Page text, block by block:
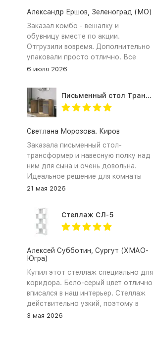
Александр Ершов, Зеленоград (МО)
Заказал комбо - вешалку и
обувницу вместе по акции.
Отгрузили вовремя. Дополнительно
упаковали просто отлично. Все
получили и собрали. Документы на
Спасибо!
6 июля 2026
Письменный стол Трансформер для школьника с тумбой СП-21 СИТИ ЛДСП графит / дуб крафт золотой
Светлана Морозова. Киров
Заказала письменный стол-
трансформер и навесную полку над
ним для сына и очень довольна.
Идеальное решение для комнаты
школьника. ЛДСП в сочетании
выглядит очень стильно и
современно. Самое главное это
трансформация стола. Столешница
прямой стол (парту) в удобный
угловой стол для письма и
рисования. Тумба вместительная,
сын хранит там свои тетради и
книжки. Сборка прошла довольно
быстро и непринужденно,
21 мая 2026
Стеллаж СЛ-5
Алексей Субботин, Сургут (ХМАО-
Югра)
Купил этот стеллаж специально для
коридора. Бело‑серый цвет отлично
вписался в наш интерьер. Стеллаж
действительно узкий, поэтому в
коридоре не загромождает проход,
3 мая 2026